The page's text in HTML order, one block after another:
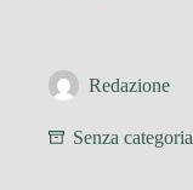
Redazione
Senza categoria